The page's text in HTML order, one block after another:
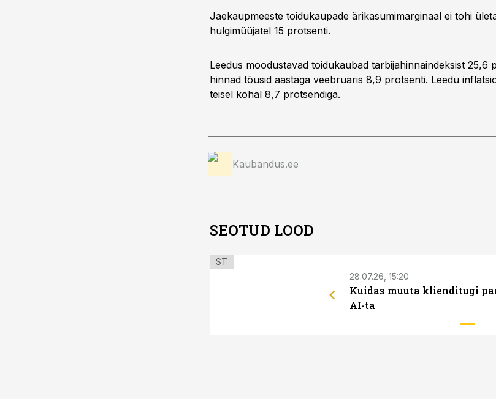
Jaekaupmeeste toidukaupade ärikasumimarginaal ei tohi
hulgimüüjatel 15 protsenti.
Leedus moodustavad toidukaubad tarbijahinnaindeksist 25,6
hinnad tõusid aastaga veebruaris 8,9 protsenti. Leedu
teisel kohal 8,7 protsendiga.
Kaubandus.ee
SEOTUD LOOD
ST
28.07.26, 15:20
Kuidas muuta klienditugi
AI-ta